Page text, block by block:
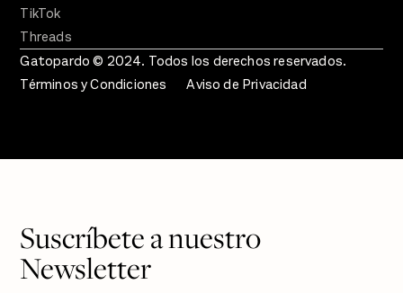
TikTok
Threads
Gatopardo © 2024. Todos los derechos reservados.
Términos y Condiciones
Aviso de Privacidad
Suscríbete a nuestro
Newsletter